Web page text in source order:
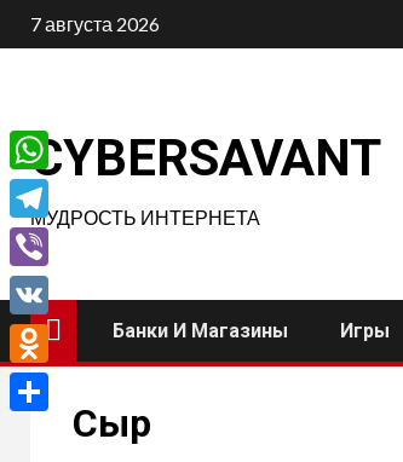
Перейти
к
7 августа 2026
CYBERSAVANT
МУДРОСТЬ ИНТЕРНЕТА
Банки И Магазины Игры
Сыр
WhatsApp
Telegram
Viber
VK
Odnoklassniki
Отправить